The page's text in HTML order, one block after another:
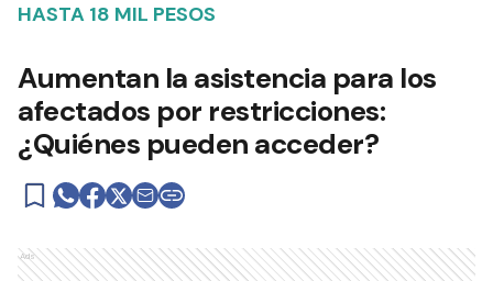
HASTA 18 MIL PESOS
Aumentan la asistencia para los
afectados por restricciones:
¿Quiénes pueden acceder?
Ads